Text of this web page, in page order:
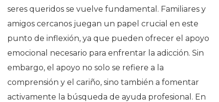
seres queridos se vuelve fundamental. Familiares y
amigos cercanos juegan un papel crucial en este
punto de inflexión, ya que pueden ofrecer el apoyo
emocional necesario para enfrentar la adicción. Sin
embargo, el apoyo no solo se refiere a la
comprensión y el cariño, sino también a fomentar
activamente la búsqueda de ayuda profesional. En